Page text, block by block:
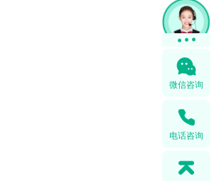
微信咨询
电话咨询